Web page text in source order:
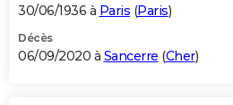
30/06/1936 à Paris (Paris)
Décès
06/09/2020 à Sancerre (Cher)